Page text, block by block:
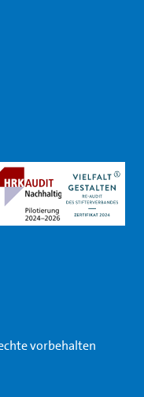
vorbehalten